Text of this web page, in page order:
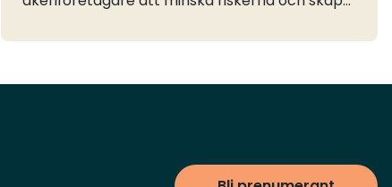
under resten av året. Oavsett om du är på väg